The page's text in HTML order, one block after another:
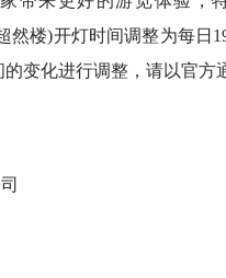
然楼)开灯时间调整为每日
变化进行调整，请以官方